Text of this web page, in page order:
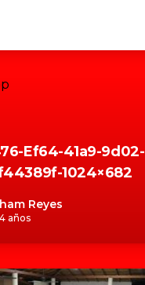
Ef64-41a9-9d02-
1024×682
Reyes
años